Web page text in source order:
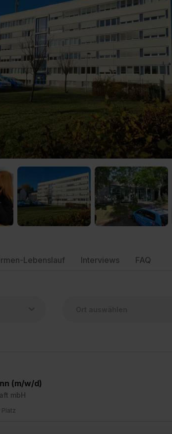
Lebenslauf Interviews FAQ
(m/w/d)
mbH
Platz